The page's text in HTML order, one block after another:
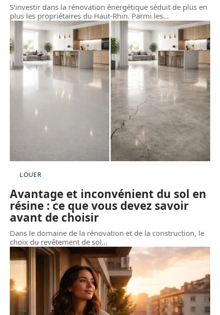
S'investir dans la rénovation énergétique séduit de plus en
plus les propriétaires du Haut-Rhin. Parmi les…
LOUER
Avantage et inconvénient du sol en
résine : ce que vous devez savoir
avant de choisir
Dans le domaine de la rénovation et de la construction, le
choix du revêtement de sol…